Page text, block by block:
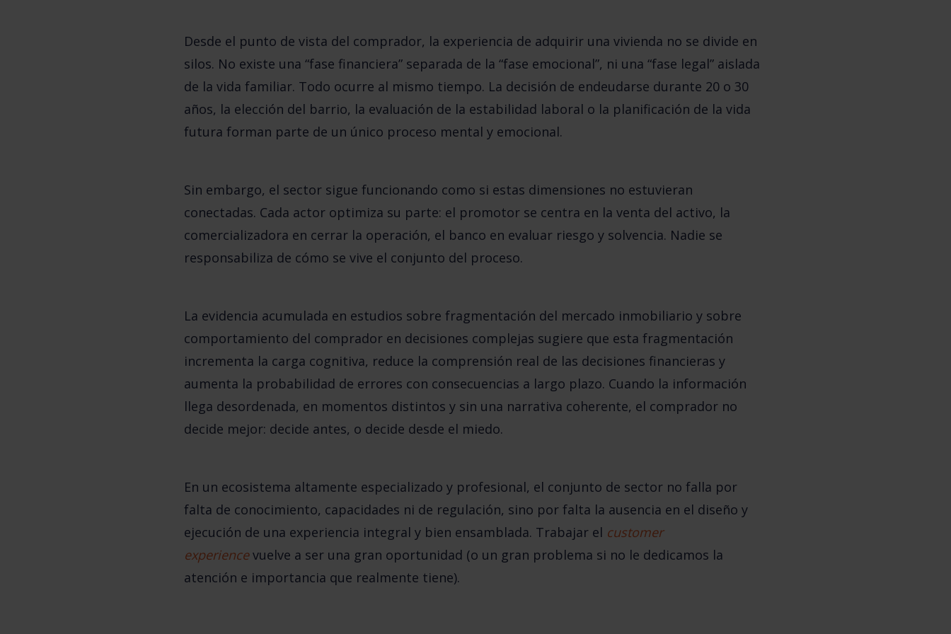
Desde el punto de vista del comprador, la experiencia de adquirir una vivienda no se divide en
silos. No existe una “fase financiera” separada de la “fase emocional”, ni una “fase legal” aislada
de la vida familiar. Todo ocurre al mismo tiempo. La decisión de endeudarse durante 20 o 30
años, la elección del barrio, la evaluación de la estabilidad laboral o la planificación de la vida
futura forman parte de un único proceso mental y emocional.
Sin embargo, el sector sigue funcionando como si estas dimensiones no estuvieran
conectadas. Cada actor optimiza su parte: el promotor se centra en la venta del activo, la
comercializadora en cerrar la operación, el banco en evaluar riesgo y solvencia. Nadie se
responsabiliza de cómo se vive el conjunto del proceso.
La evidencia acumulada en estudios sobre fragmentación del mercado inmobiliario y sobre
comportamiento del comprador en decisiones complejas sugiere que esta fragmentación
incrementa la carga cognitiva, reduce la comprensión real de las decisiones financieras y
aumenta la probabilidad de errores con consecuencias a largo plazo. Cuando la información
llega desordenada, en momentos distintos y sin una narrativa coherente, el comprador no
decide mejor: decide antes, o decide desde el miedo.
En un ecosistema altamente especializado y profesional, el conjunto de sector no falla por
falta de conocimiento, capacidades ni de regulación, sino por falta la ausencia en el diseño y
ejecución de una experiencia integral y bien ensamblada. Trabajar el customer
experiencevuelve a ser una gran oportunidad (o un gran problema si no le dedicamos la
atención e importancia que realmente tiene).